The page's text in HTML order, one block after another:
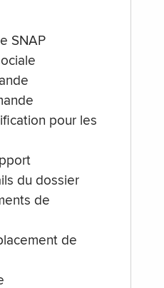
SNAP
pour les
du dossier
de
de